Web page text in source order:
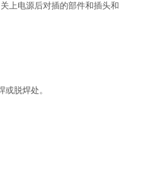
上电源后对插的部件和插头和
脱焊处。